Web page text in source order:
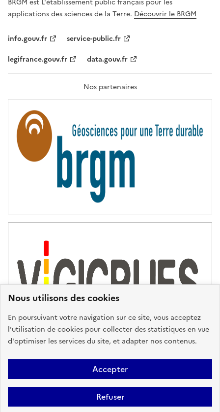
Nous utilisons des cookies
En poursuivant votre navigation sur ce site, vous acceptez
l’utilisation de cookies pour collecter des statistiques en vue
d'optimiser les services du site, et adapter nos contenus.
Accepter
Refuser
G
A
L
F
A
T
R
T
É
BRGM est L'établissement public français pour les
applications des sciences de la Terre. Découvrir le BRGM
info.gouv.fr
service-public.fr
legifrance.gouv.fr
data.gouv.fr
Nos partenaires
Plan du site Accessibilité : partiellement conforme
Mentions
Légales
Données personnelles Gestion des cookies
FAQ